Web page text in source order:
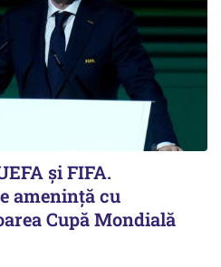
şi FIFA.
ameninţă cu
Cupă Mondială